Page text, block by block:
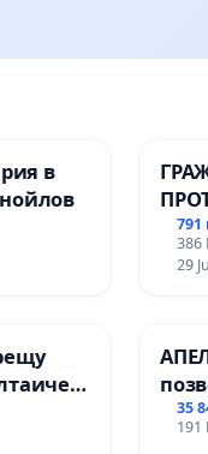
в
791
386
29
35
191